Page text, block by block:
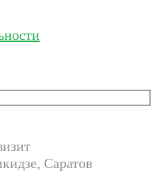
Саратов